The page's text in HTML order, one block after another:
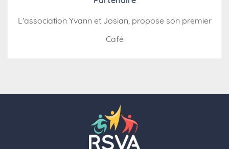
L'association Yvann et Josian, propose son premier
Café